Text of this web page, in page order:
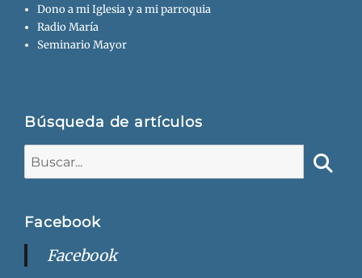
Dono a mi Iglesia y a mi parroquia
Radio María
Seminario Mayor
Búsqueda de artículos
Facebook
Facebook